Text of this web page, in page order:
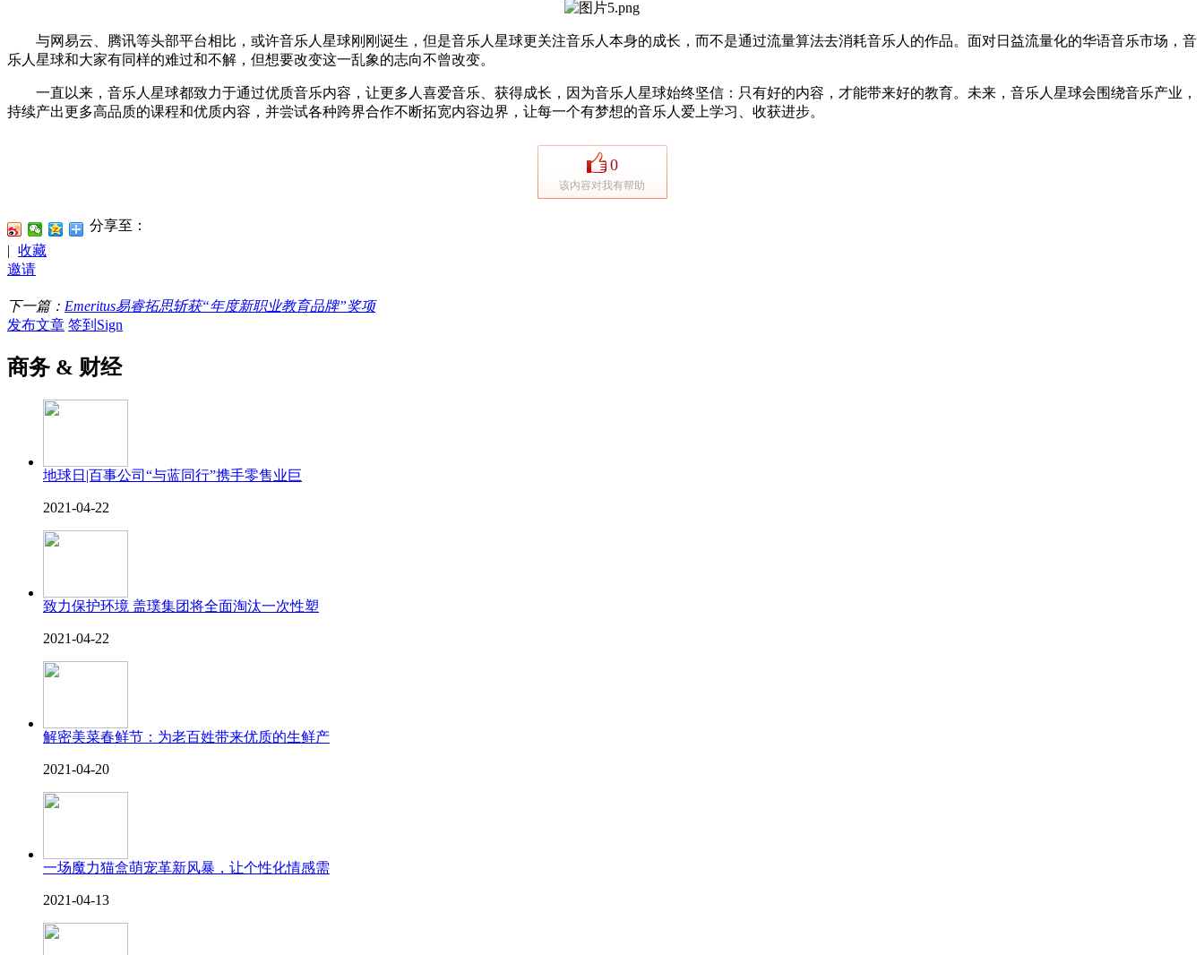
与网易云、腾讯等头部平台相比，或许音乐人星球刚刚诞生，但是音乐人星球更关注音乐人本身的成长，而不是通过流量算法去消耗音乐人的作品。面对日益流量化的华语音乐市场，音
乐人星球和大家有同样的难过和不解，但想要改变这一乱象的志向不曾改变。
一直以来，音乐人星球都致力于通过优质音乐内容，让更多人喜爱音乐、获得成长，因为音乐人星球始终坚信：只有好的内容，才能带来好的教育。未来，音乐人星球会围绕音乐产业，
持续产出更多高品质的课程和优质内容，并尝试各种跨界合作不断拓宽内容边界，让每一个有梦想的音乐人爱上学习、收获进步。
0
该内容对我有帮助
分享至：
| 收藏
邀请
下一篇： Emeritus易睿拓思斩获“年度新职业教育品牌”奖项
发布文章 签到Sign
商务 & 财经
地球日|百事公司“与蓝同行”携手零售业巨
2021-04-22
致力保护环境 盖璞集团将全面淘汰一次性塑
2021-04-22
解密美菜春鲜节：为老百姓带来优质的生鲜产
2021-04-20
一场魔力猫盒萌宠革新风暴，让个性化情感需
2021-04-13